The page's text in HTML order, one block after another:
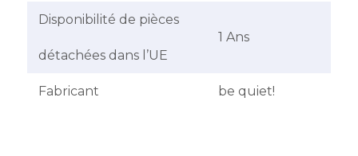
Disponibilité de pièces
détachées dans l’UE
1 Ans
Fabricant be quiet!